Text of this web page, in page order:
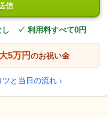
信
✓ 利用料すべて0円
5万円のお祝い金
と当日の流れ ›